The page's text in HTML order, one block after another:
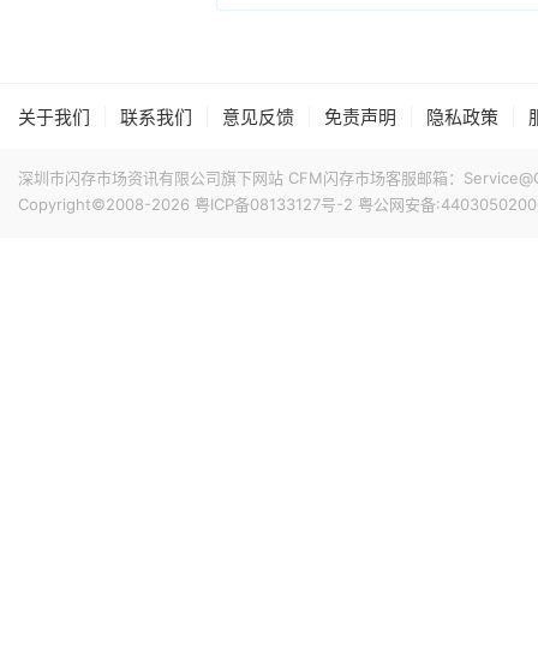
关于我们 联系我们 意见反馈 免责声明 隐私政策
深圳市闪存市场资讯有限公司旗下网站 CFM闪存市场客服邮箱：
Copyright©2008-2026 粤ICP备08133127号-2 粤公网安备